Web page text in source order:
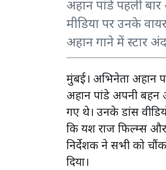
अहान पांडे पहली
मीडिया पर उनके
अहान गाने में स्टार
मुंबई। अभिनेता अहान
अहान पांडे अपनी बहन
गए थे। उनके डांस
कि यश राज फिल्म्स और
निर्देशक ने सभी को
दिया।